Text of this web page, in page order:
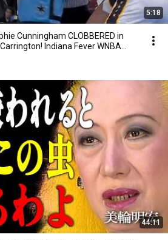
5:18
Cunningham CLOBBERED in
Indiana Fever WNBA
44:11